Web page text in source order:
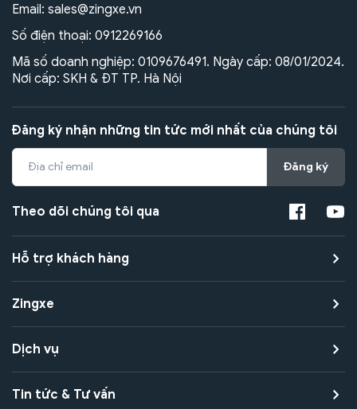
Email: sales@zingxe.vn
Số điện thoại: 0912269166
Mã số doanh nghiệp: 0109676491. Ngày cấp: 08/01/2024.
Nơi cấp: SKH & ĐT TP. Hà Nội
Đăng ký nhận những tin tức mới nhất của chúng tôi
Đăng ký
Theo dõi chúng tôi qua
Hỗ trợ khách hàng
Zingxe
Dịch vụ
Tin tức & Tư vấn